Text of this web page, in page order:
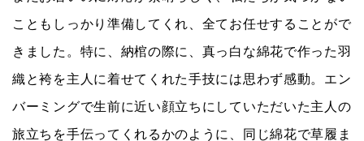
こともしっかり準備してくれ、全てお任せすることがで
きました。特に、納棺の際に、真っ白な綿花で作った羽
織と袴を主人に着せてくれた手技には思わず感動。エン
バーミングで生前に近い顔立ちにしていただいた主人の
旅立ちを手伝ってくれるかのように、同じ綿花で草履ま